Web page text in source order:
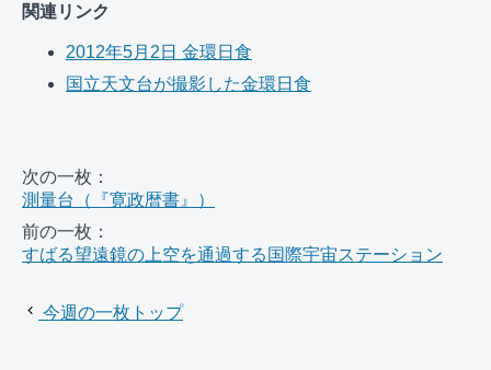
関連リンク
2012年5月2日 金環日食
国立天文台が撮影した金環日食
次の一枚：
測量台（『寛政暦書』）
前の一枚：
すばる望遠鏡の上空を通過する国際宇宙ステーション
今週の一枚トップ